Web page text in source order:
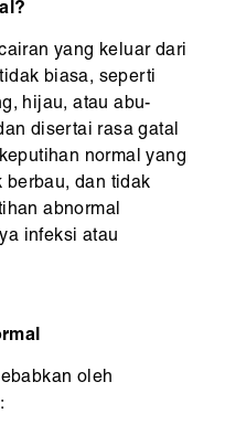
yang keluar dari
biasa, seperti
hijau, atau abu-
disertai rasa gatal
normal yang
berbau, dan tidak
abnormal
infeksi atau
oleh